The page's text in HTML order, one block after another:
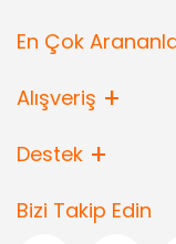
En Çok
Alışveriş
Destek
Bizi Takip Edin